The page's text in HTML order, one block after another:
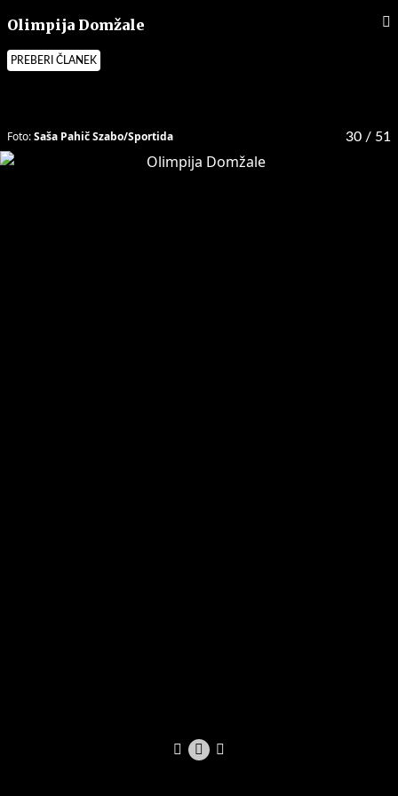
Olimpija Domžale
PREBERI ČLANEK
30 / 51
Foto:Saša Pahič Szabo/Sportida